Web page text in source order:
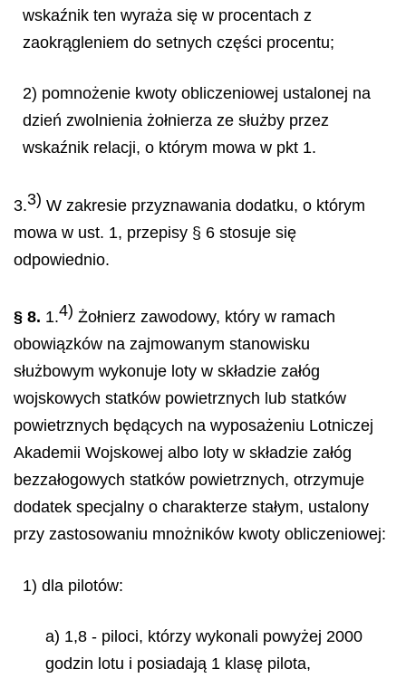
wskaźnik ten wyraża się w procentach z
zaokrągleniem do setnych części procentu;
2) pomnożenie kwoty obliczeniowej ustalonej na
dzień zwolnienia żołnierza ze służby przez
wskaźnik relacji, o którym mowa w pkt 1.
3.3) W zakresie przyznawania dodatku, o którym
mowa w ust. 1, przepisy § 6 stosuje się
odpowiednio.
§ 8. 1.4) Żołnierz zawodowy, który w ramach
obowiązków na zajmowanym stanowisku
służbowym wykonuje loty w składzie załóg
wojskowych statków powietrznych lub statków
powietrznych będących na wyposażeniu Lotniczej
Akademii Wojskowej albo loty w składzie załóg
bezzałogowych statków powietrznych, otrzymuje
dodatek specjalny o charakterze stałym, ustalony
przy zastosowaniu mnożników kwoty obliczeniowej:
1) dla pilotów:
a) 1,8 - piloci, którzy wykonali powyżej 2000
godzin lotu i posiadają 1 klasę pilota,